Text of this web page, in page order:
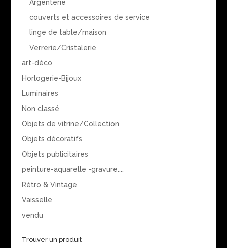
Argenterie
couverts et accessoires de service
linge de table/maison
Verrerie/Cristalerie
art-déco
Horlogerie-Bijoux
Luminaires
Non classé
Objets de vitrine/Collection
Objets décoratifs
Objets publicitaires
peinture-aquarelle -gravure....
Rétro & Vintage
Vaisselle
vendu
Trouver un produit